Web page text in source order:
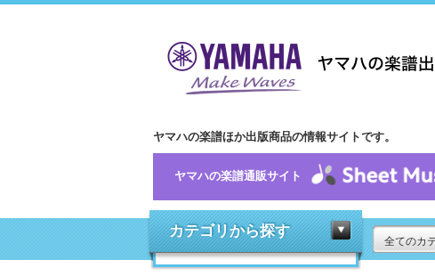
ヤマハの楽譜ほか出版商品の情報サイトです。
ヤマハの楽譜通販サイト
カテゴリから探す
全てのカ